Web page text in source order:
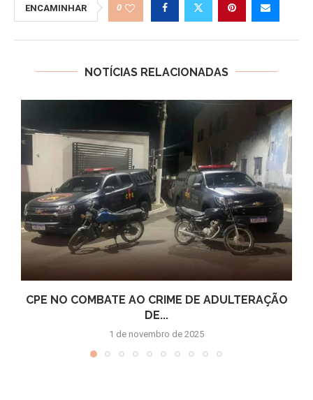
ENCAMINHAR 0
NOTÍCIAS RELACIONADAS
CPE NO COMBATE AO CRIME DE ADULTERAÇÃO
DE...
1 de novembro de 2025